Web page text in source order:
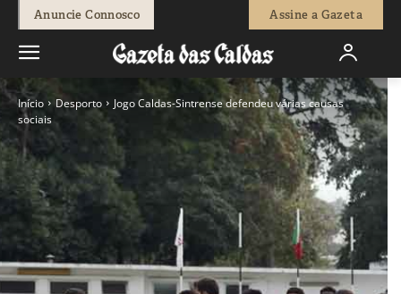
Anuncie Connosco Assine a Gazeta
Início Desporto
Jogo Caldas-Sintrense defendeu várias causas
sociais